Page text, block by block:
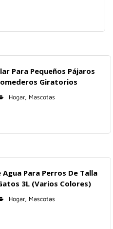
Para Pequeños Pájaros
Giratorios
Hogar, Mascotas
Para Perros De Talla
3L (Varios Colores)
Hogar, Mascotas